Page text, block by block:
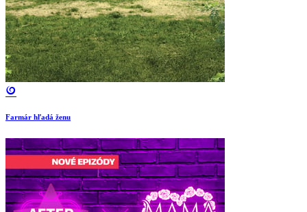
Farmár hľadá ženu